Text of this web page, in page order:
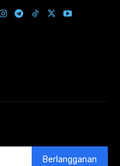
Berlangganan